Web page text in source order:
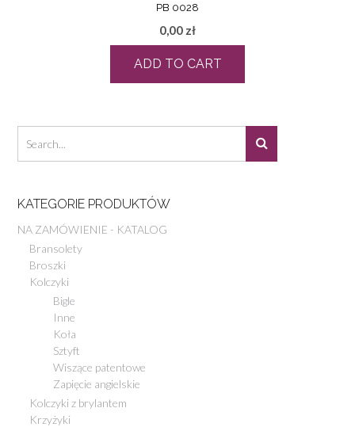
PB 0028
0,00 zł
ADD TO CART
KATEGORIE PRODUKTÓW
NA ZAMÓWIENIE - KATALOG
Bransolety
Broszki
Kolczyki
Bigle
Inne
Koła
Sztyft
Wiszące patentowe
Zapięcie angielskie
Kolczyki z brylantem
Krzyżyki